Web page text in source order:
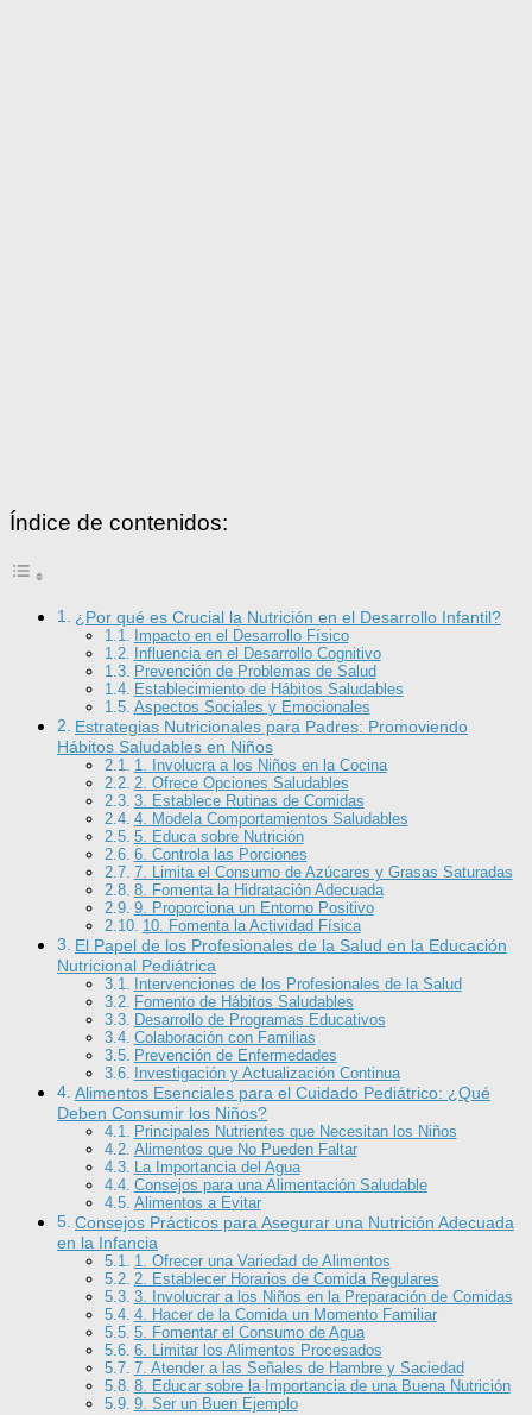
Índice de contenidos:
¿Por qué es Crucial la Nutrición en el Desarrollo Infantil?
Impacto en el Desarrollo Físico
Influencia en el Desarrollo Cognitivo
Prevención de Problemas de Salud
Establecimiento de Hábitos Saludables
Aspectos Sociales y Emocionales
Estrategias Nutricionales para Padres: Promoviendo
Hábitos Saludables en Niños
1. Involucra a los Niños en la Cocina
2. Ofrece Opciones Saludables
3. Establece Rutinas de Comidas
4. Modela Comportamientos Saludables
5. Educa sobre Nutrición
6. Controla las Porciones
7. Limita el Consumo de Azúcares y Grasas Saturadas
8. Fomenta la Hidratación Adecuada
9. Proporciona un Entorno Positivo
10. Fomenta la Actividad Física
El Papel de los Profesionales de la Salud en la Educación
Nutricional Pediátrica
Intervenciones de los Profesionales de la Salud
Fomento de Hábitos Saludables
Desarrollo de Programas Educativos
Colaboración con Familias
Prevención de Enfermedades
Investigación y Actualización Continua
Alimentos Esenciales para el Cuidado Pediátrico: ¿Qué
Deben Consumir los Niños?
Principales Nutrientes que Necesitan los Niños
Alimentos que No Pueden Faltar
La Importancia del Agua
Consejos para una Alimentación Saludable
Alimentos a Evitar
Consejos Prácticos para Asegurar una Nutrición Adecuada
en la Infancia
1. Ofrecer una Variedad de Alimentos
2. Establecer Horarios de Comida Regulares
3. Involucrar a los Niños en la Preparación de Comidas
4. Hacer de la Comida un Momento Familiar
5. Fomentar el Consumo de Agua
6. Limitar los Alimentos Procesados
7. Atender a las Señales de Hambre y Saciedad
8. Educar sobre la Importancia de una Buena Nutrición
9. Ser un Buen Ejemplo